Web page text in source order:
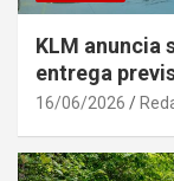
KLM anuncia
entrega
16/06/2026